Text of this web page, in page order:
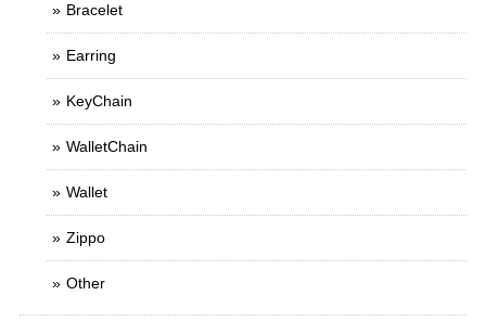
Bracelet
Earring
KeyChain
WalletChain
Wallet
Zippo
Other